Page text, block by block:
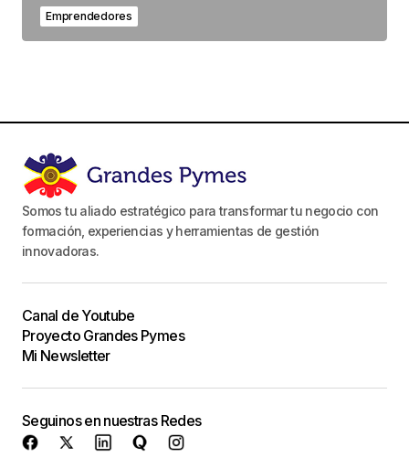
Emprendedores
Somos tu aliado estratégico para transformar tu negocio con
formación, experiencias y herramientas de gestión
innovadoras.
Canal de Youtube
Proyecto Grandes Pymes
Mi Newsletter
Seguinos en nuestras Redes